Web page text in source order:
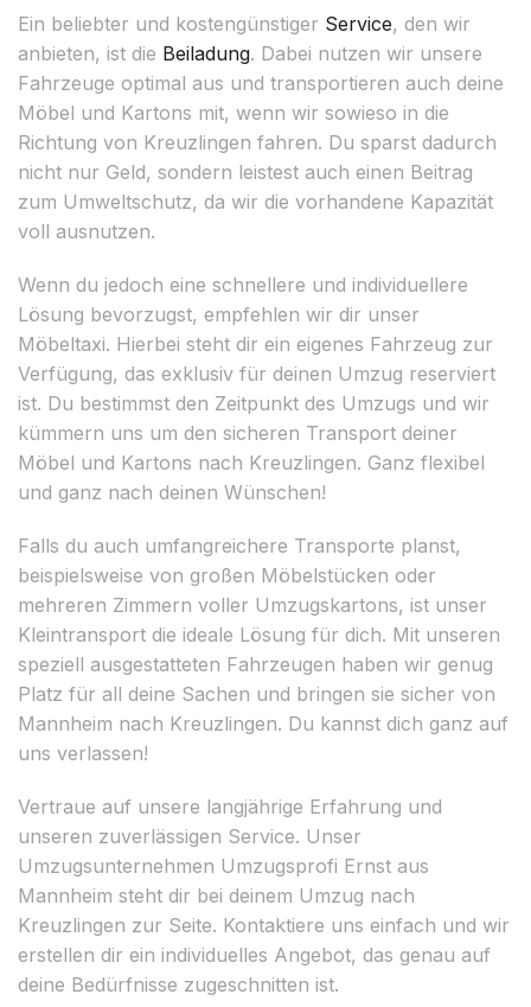
Ein beliebter und kostengünstiger Service, den wir
anbieten, ist die Beiladung. Dabei nutzen wir unsere
Fahrzeuge optimal aus und transportieren auch deine
Möbel und Kartons mit, wenn wir sowieso in die
Richtung von Kreuzlingen fahren. Du sparst dadurch
nicht nur Geld, sondern leistest auch einen Beitrag
zum Umweltschutz, da wir die vorhandene Kapazität
voll ausnutzen.
Wenn du jedoch eine schnellere und individuellere
Lösung bevorzugst, empfehlen wir dir unser
Möbeltaxi. Hierbei steht dir ein eigenes Fahrzeug zur
Verfügung, das exklusiv für deinen Umzug reserviert
ist. Du bestimmst den Zeitpunkt des Umzugs und wir
kümmern uns um den sicheren Transport deiner
Möbel und Kartons nach Kreuzlingen. Ganz flexibel
und ganz nach deinen Wünschen!
Falls du auch umfangreichere Transporte planst,
beispielsweise von großen Möbelstücken oder
mehreren Zimmern voller Umzugskartons, ist unser
Kleintransport die ideale Lösung für dich. Mit unseren
speziell ausgestatteten Fahrzeugen haben wir genug
Platz für all deine Sachen und bringen sie sicher von
Mannheim nach Kreuzlingen. Du kannst dich ganz auf
uns verlassen!
Vertraue auf unsere langjährige Erfahrung und
unseren zuverlässigen Service. Unser
Umzugsunternehmen Umzugsprofi Ernst aus
Mannheim steht dir bei deinem Umzug nach
Kreuzlingen zur Seite. Kontaktiere uns einfach und wir
erstellen dir ein individuelles Angebot, das genau auf
deine Bedürfnisse zugeschnitten ist.